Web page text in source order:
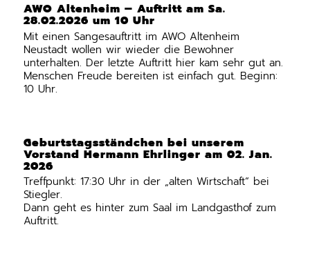
AWO Altenheim – Auftritt am Sa.
28.02.2026 um 10 Uhr
Mit einen Sangesauftritt im AWO Altenheim
Neustadt wollen wir wieder die Bewohner
unterhalten. Der letzte Auftritt hier kam sehr gut an.
Menschen Freude bereiten ist einfach gut. Beginn:
10 Uhr.
Geburtstagsständchen bei unserem
Vorstand Hermann Ehrlinger am 02. Jan.
2026
Treffpunkt: 17:30 Uhr in der „alten Wirtschaft“ bei
Stiegler.
Dann geht es hinter zum Saal im Landgasthof zum
Auftritt.